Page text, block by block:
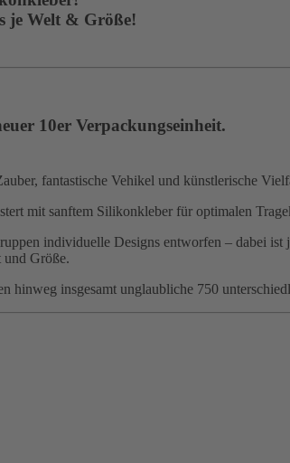
je Welt & Größe!
10er Verpackungseinheit.
fantastische Vehikel und künstlerische
mit sanftem Silikonkleber für optimalen
individuelle Designs entworfen – dabei
Größe.
hinweg insgesamt unglaubliche 750